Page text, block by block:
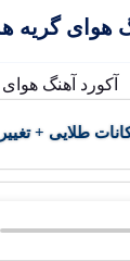
هوای گریه
طلایی +